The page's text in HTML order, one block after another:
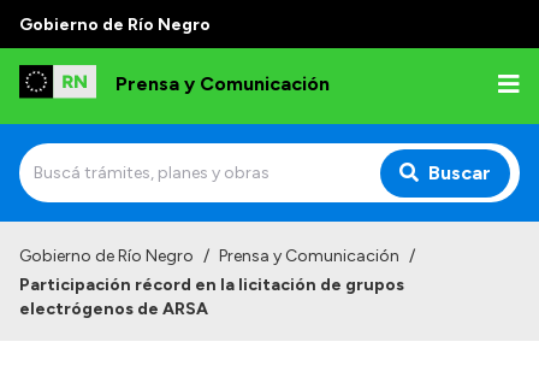
Gobierno de Río Negro
Prensa y Comunicación
Buscar
Institucional
Gobierno de Río Negro / Prensa y Comunicación /
Participación récord en la licitación de grupos
electrógenos de ARSA